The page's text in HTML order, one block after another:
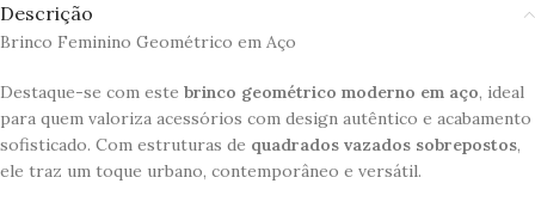
Descrição
Brinco Feminino Geométrico em Aço
Destaque-se com este brinco geométrico moderno em aço, ideal
para quem valoriza acessórios com design autêntico e acabamento
sofisticado. Com estruturas de quadrados vazados sobrepostos,
ele traz um toque urbano, contemporâneo e versátil.